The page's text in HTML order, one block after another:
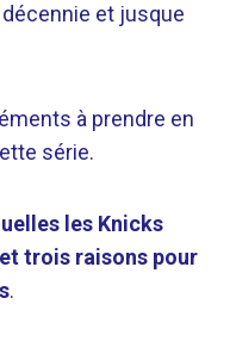
et jusque
à prendre en
série.
les Knicks
trois raisons pour
.